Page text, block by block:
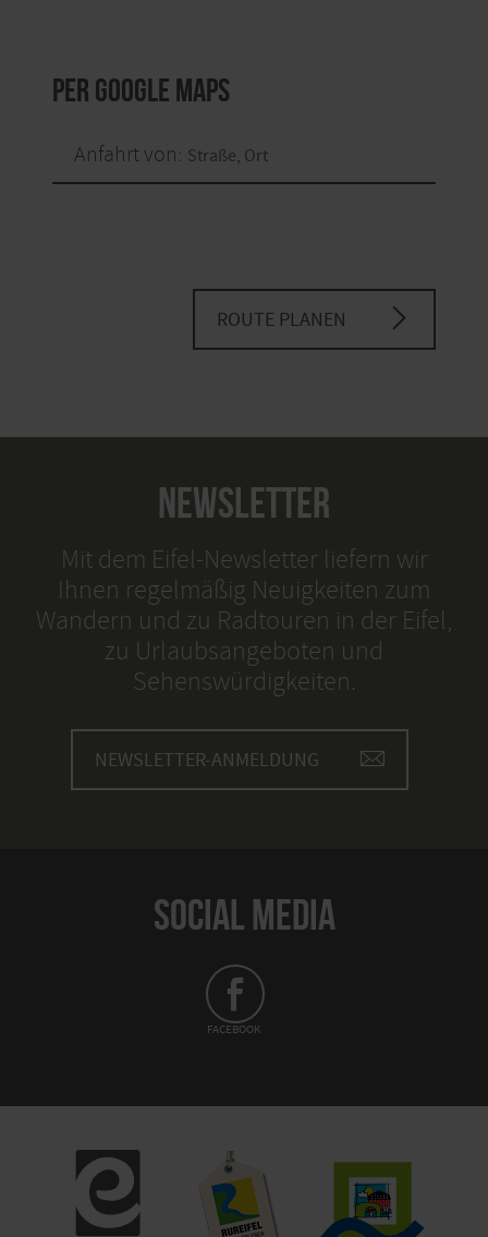
per Google Maps
Anfahrt von:
ROUTE PLANEN
NEWSLETTER
Mit dem Eifel-Newsletter liefern wir
Ihnen regelmäßig Neuigkeiten zum
Wandern und zu Radtouren in der Eifel,
zu Urlaubsangeboten und
Sehenswürdigkeiten.
NEWSLETTER-ANMELDUNG
SOCIAL MEDIA
FACEBOOK